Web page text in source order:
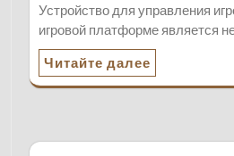
Устройство для управления
игровой платформе является
Читайте далее